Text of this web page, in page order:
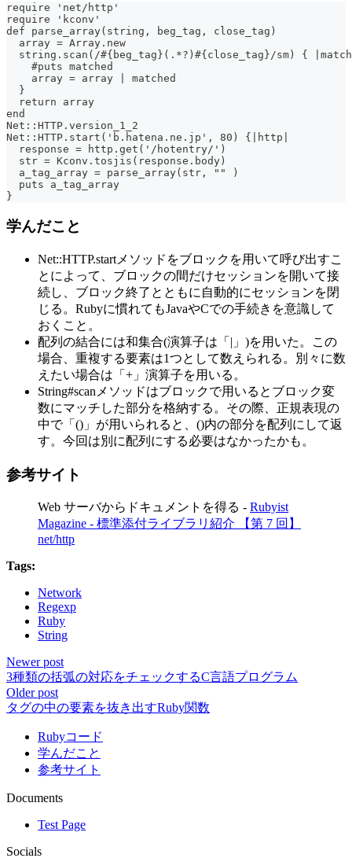
require 'net/http'
require 'kconv'
def parse_array(string, beg_tag, close_tag)
  array = Array.new
string.scan(/#{beg_tag}(.*?)#{close_tag}/sm) {
    #puts matched
    array = array | matched
  }
  return array
end
Net::HTTP.version_1_2
Net::HTTP.start('b.hatena.ne.jp', 80) {|http|
  response = http.get('/hotentry/')
  str = Kconv.tosjis(response.body)
  a_tag_array = parse_array(str, "" )
  puts a_tag_array
}
学んだこと
Net::HTTP.startメソッドをブロックを用いて呼び出すこ
とによって、ブロックの間だけセッションを開いて接
続し、ブロック終了とともに自動的にセッションを閉
じる。Rubyに慣れてもJavaやCでの手続きを意識して
おくこと。
配列の結合には和集合(演算子は「|」)を用いた。この
場合、重複する要素は1つとして数えられる。別々に数
えたい場合は「+」演算子を用いる。
String#scanメソッドはブロックで用いるとブロック変
数にマッチした部分を格納する。その際、正規表現の
中で「()」が用いられると、()内の部分を配列にして返
す。今回は別に配列にする必要はなかったかも。
参考サイト
Web サーバからドキュメントを得る - Rubyist
Magazine - 標準添付ライブラリ紹介 【第 7 回】
net/http
Tags:
Network
Regexp
Ruby
String
Newer post
3種類の括弧の対応をチェックするC言語プログラム
Older post
タグの中の要素を抜き出すRuby関数
Rubyコード
学んだこと
参考サイト
Documents
Test Page
Socials